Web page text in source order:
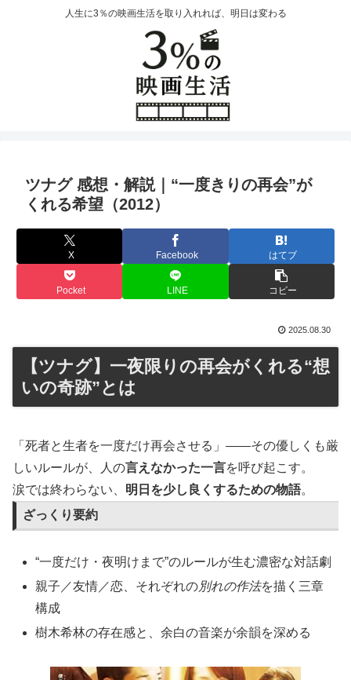
人生に3％の映画生活を取り入れれば、明日は変わる
ツナグ 感想・解説｜“一度きりの再会”が
くれる希望（2012）
X Facebook はてブ
Pocket LINE コピー
2025.08.30
【ツナグ】一夜限りの再会がくれる“想
いの奇跡”とは
「死者と生者を一度だけ再会させる」――その優しくも厳
しいルールが、人の言えなかった一言を呼び起こす。
涙では終わらない、 明日を少し良くするための物語。
ざっくり要約
“一度だけ・夜明けまで”のルールが生む濃密な対話劇
親子／友情／恋、それぞれの別れの作法を描く三章
構成
樹木希林の存在感と、余白の音楽が余韻を深める